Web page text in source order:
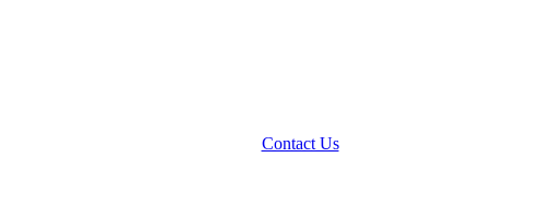
Contact Us